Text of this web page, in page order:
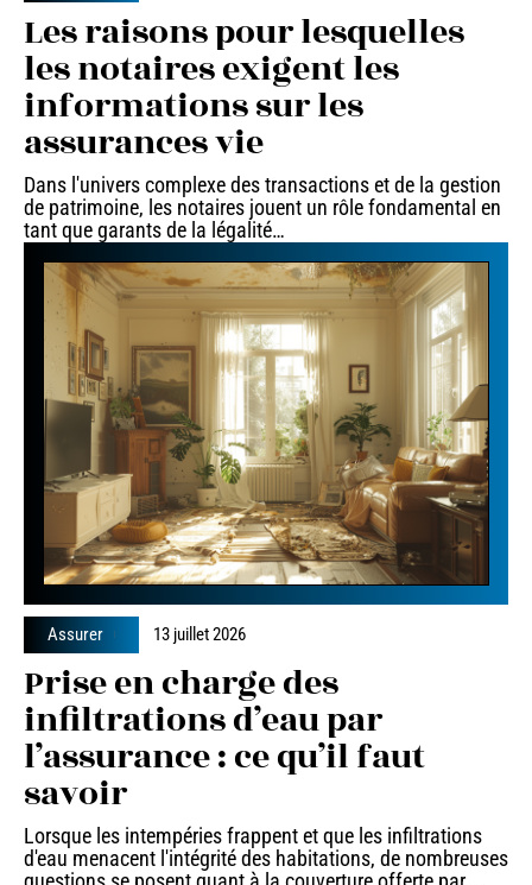
Les raisons pour lesquelles
les notaires exigent les
informations sur les
assurances vie
Dans l'univers complexe des transactions et de la gestion
de patrimoine, les notaires jouent un rôle fondamental en
tant que garants de la légalité…
Assurer 13 juillet 2026
Prise en charge des
infiltrations d’eau par
l’assurance : ce qu’il faut
savoir
Lorsque les intempéries frappent et que les infiltrations
d'eau menacent l'intégrité des habitations, de nombreuses